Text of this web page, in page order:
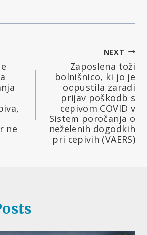
ne
NEXT
Zaposlena toži
bolnišnico, ki jo je
odpustila zaradi
prijav poškodb s
cepivom COVID v
Sistem poročanja o
neželenih dogodkih
pri cepivih (VAERS)